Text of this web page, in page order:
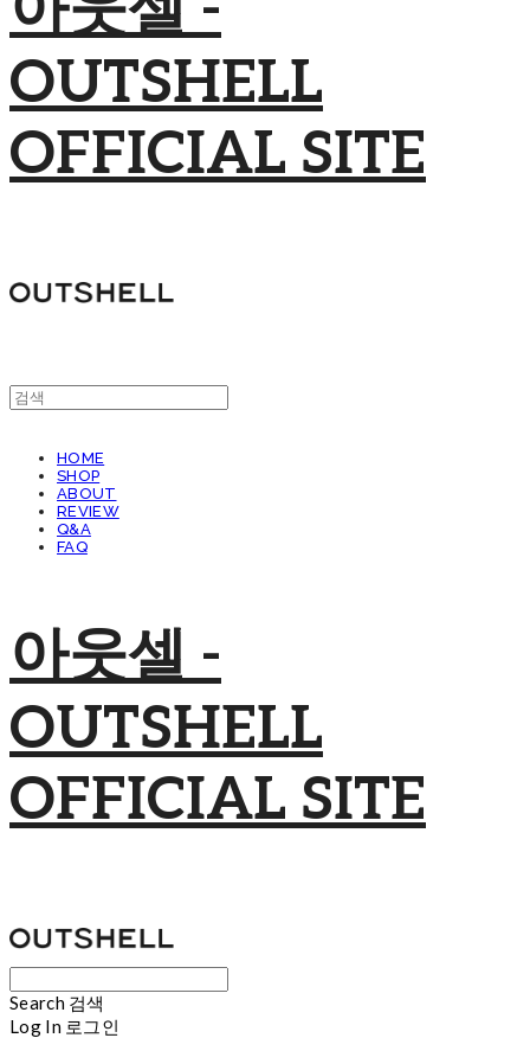
OUTSHELL
OFFICIAL SITE
HOME
SHOP
ABOUT
REVIEW
Q&A
FAQ
아웃셀 -
OUTSHELL
OFFICIAL SITE
Search 검색
Log In 로그인